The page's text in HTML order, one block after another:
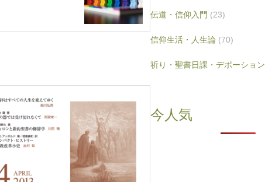
伝道・信仰入門 (23)
信仰生活・人生論 (70)
祈り・聖書日課・デボーション
今人気